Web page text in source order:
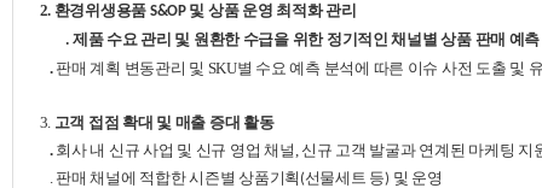
2. 환경위생용품 S&OP 및 상품 운영 최적화관리
. 제품 수요관리 및 원환한 수급을 위한 정기적인 채널별상품 판매 예측
. 판매 계획 변동관리 및 SKU별 수요 예측 분석에 따른 이슈 사전 도출 및
3. 고객 접점 확대 및 매출 증대 활동
. 회사내 신규사업 및 신규 영업 채널, 신규 고객 발굴과 연계된 마케팅 지
. 판매 채널에 적합한시즌별 상품기획 (선물세트 등) 및 운영